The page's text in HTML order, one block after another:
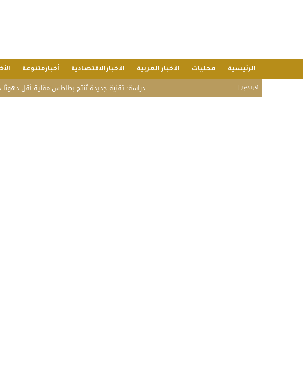
الرئيسية محليات الأخبار العربية الأخبارالاقتصادية أخبارمتنوعة
أخر الأخبار | دراسة: تقنية جديدة تُنتج بطاطس مقلية أقل دهونًا دون